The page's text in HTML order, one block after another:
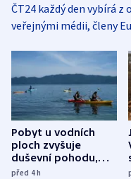
ČT24 každý den vybírá
veřejnými médii, členy
Pobyt u vodních
ploch zvyšuje
duševní pohodu,
ukázala
před 4h